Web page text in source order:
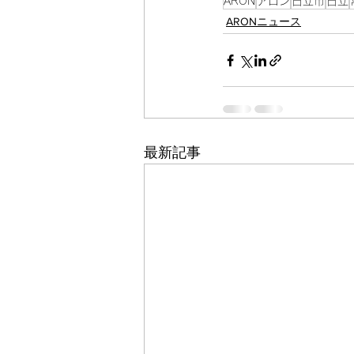
ARONニュース
最新記事